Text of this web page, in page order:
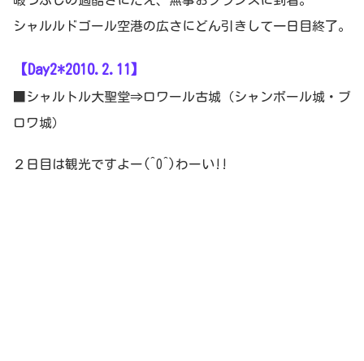
シャルルドゴール空港の広さにどん引きして一日目終了。
【Day2*2010.2.11】
■シャルトル大聖堂⇒ロワール古城（シャンボール城・ブ
ロワ城）
２日目は観光ですよー(^O^)わーい!!